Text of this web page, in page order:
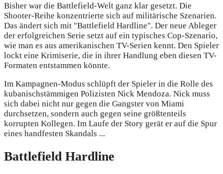
Bisher war die Battlefield-Welt ganz klar gesetzt. Die
Shooter-Reihe konzentrierte sich auf militärische Szenarien.
Das ändert sich mit "Battlefield Hardline". Der neue Ableger
der erfolgreichen Serie setzt auf ein typisches Cop-Szenario,
wie man es aus amerikanischen TV-Serien kennt. Den Spieler
lockt eine Krimiserie, die in ihrer Handlung eben diesen TV-
Formaten entstammen könnte.
Im Kampagnen-Modus schlüpft der Spieler in die Rolle des
kubanischstämmigen Polizisten Nick Mendoza. Nick muss
sich dabei nicht nur gegen die Gangster von Miami
durchsetzen, sondern auch gegen seine größtenteils
korrupten Kollegen. Im Laufe der Story gerät er auf die Spur
eines handfesten Skandals ...
Battlefield Hardline